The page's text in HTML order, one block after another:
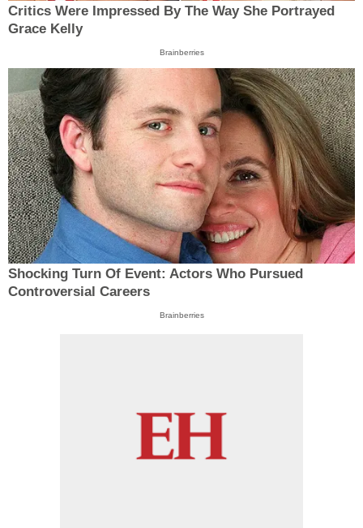
Critics Were Impressed By The Way She Portrayed
Grace Kelly
Brainberries
Shocking Turn Of Event: Actors Who Pursued
Controversial Careers
Brainberries